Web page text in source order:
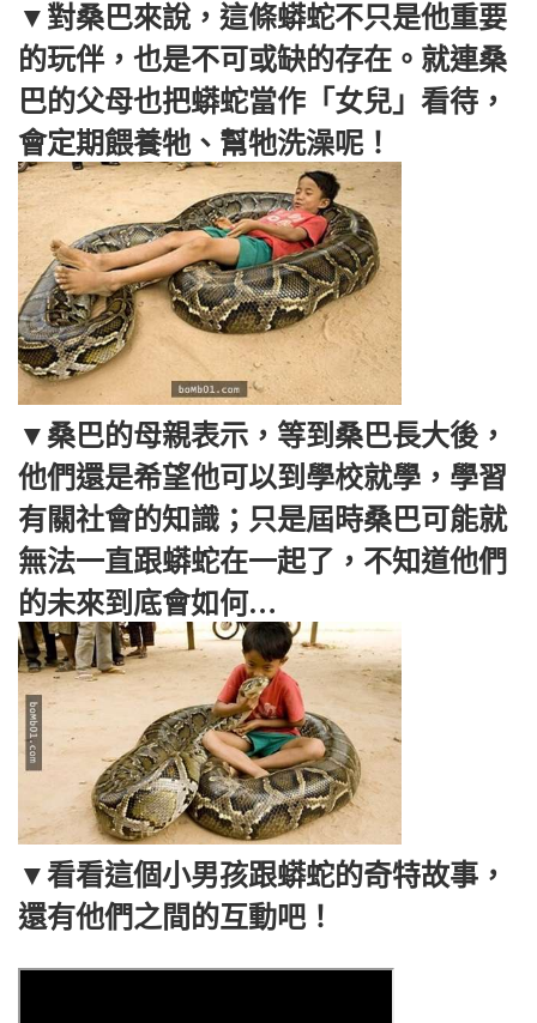
▼對桑巴來說，這條蟒蛇不只是他重要
的玩伴，也是不可或缺的存在。就連桑
巴的父母也把蟒蛇當作「女兒」看待，
會定期餵養牠、幫牠洗澡呢！
▼桑巴的母親表示，等到桑巴長大後，
他們還是希望他可以到學校就學，學習
有關社會的知識；只是屆時桑巴可能就
無法一直跟蟒蛇在一起了，不知道他們
的未來到底會如何…
▼看看這個小男孩跟蟒蛇的奇特故事，
還有他們之間的互動吧！